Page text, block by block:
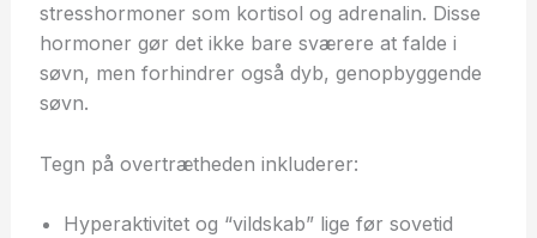
stresshormoner som kortisol og adrenalin. Disse
hormoner gør det ikke bare sværere at falde i
søvn, men forhindrer også dyb, genopbyggende
søvn.
Tegn på overtrætheden inkluderer:
Hyperaktivitet og “vildskab” lige før sovetid